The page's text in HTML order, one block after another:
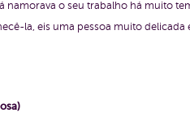
o seu trabalho há muito
la, eis uma pessoa muito delicada